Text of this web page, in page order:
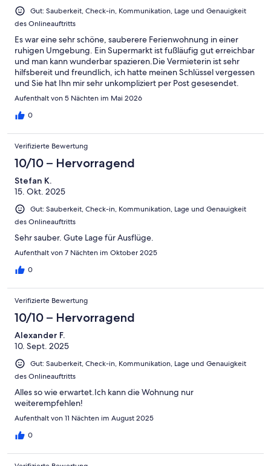
Gut: Sauberkeit, Check-in, Kommunikation, Lage und Genauigkeit
des Onlineauftritts
Es war eine sehr schöne, sauberere Ferienwohnung in einer
ruhigen Umgebung. Ein Supermarkt ist fußläufig gut erreichbar
und man kann wunderbar spazieren.Die Vermieterin ist sehr
hilfsbereit und freundlich, ich hatte meinen Schlüssel vergessen
und Sie hat Ihn mir sehr unkompliziert per Post gesesendet.
Kurzum absolut empfehlenswerte Ferienwohnung.
Aufenthalt von 5 Nächten im Mai 2026
0
Verifizierte Bewertung
10/10 – Hervorragend
Stefan K.
15. Okt. 2025
Gut: Sauberkeit, Check-in, Kommunikation, Lage und Genauigkeit
des Onlineauftritts
Sehr sauber. Gute Lage für Ausflüge.
Aufenthalt von 7 Nächten im Oktober 2025
0
Verifizierte Bewertung
10/10 – Hervorragend
Alexander F.
10. Sept. 2025
Gut: Sauberkeit, Check-in, Kommunikation, Lage und Genauigkeit
des Onlineauftritts
Alles so wie erwartet.Ich kann die Wohnung nur
weiterempfehlen!
Aufenthalt von 11 Nächten im August 2025
0